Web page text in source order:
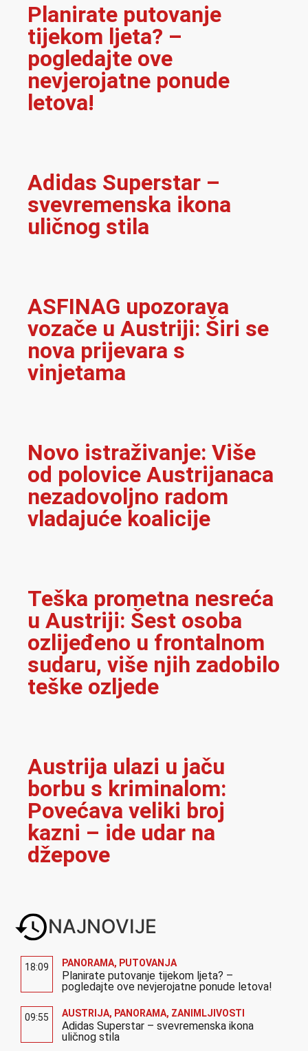
Planirate putovanje
tijekom ljeta? –
pogledajte ove
nevjerojatne ponude
letova!
Adidas Superstar –
svevremenska ikona
uličnog stila
ASFINAG upozorava
vozače u Austriji: Širi se
nova prijevara s
vinjetama
Novo istraživanje: Više
od polovice Austrijanaca
nezadovoljno radom
vladajuće koalicije
Teška prometna nesreća
u Austriji: Šest osoba
ozlijeđeno u frontalnom
sudaru, više njih zadobilo
teške ozljede
Austrija ulazi u jaču
borbu s kriminalom:
Povećava veliki broj
kazni – ide udar na
džepove
NAJNOVIJE
18:09 PANORAMA, PUTOVANJA
Planirate putovanje tijekom ljeta? –
pogledajte ove nevjerojatne ponude letova!
09:55 AUSTRIJA, PANORAMA, ZANIMLJIVOSTI
Adidas Superstar – svevremenska ikona
uličnog stila